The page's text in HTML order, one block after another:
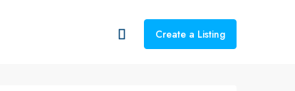
Create a Listing